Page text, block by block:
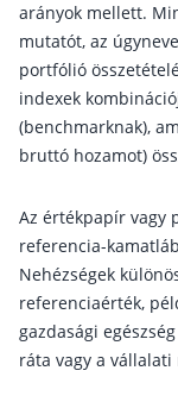
arányok mellett.
mutatót, az
portfólió
indexek
(benchmarknak),
bruttó hozamot)
Az értékpapír vagy
referencia-
Nehézségek
referenciaérték,
gazdasági
ráta vagy a